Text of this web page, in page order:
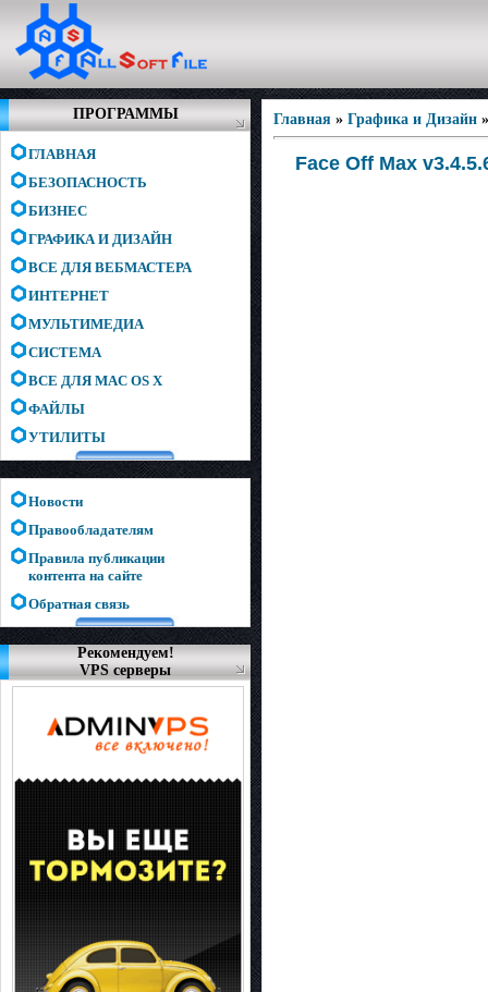
ПРОГРАММЫ
ГЛАВНАЯ
БЕЗОПАСНОСТЬ
БИЗНЕС
ГРАФИКА И ДИЗАЙН
ВСЕ ДЛЯ ВЕБМАСТЕРА
ИНТЕРНЕТ
МУЛЬТИМЕДИА
СИСТЕМА
ВСЕ ДЛЯ MAC OS X
ФАЙЛЫ
УТИЛИТЫ
Новости
Правообладателям
Правила публикации
контента на сайте
Обратная связь
Рекомендуем!
VPS серверы
Главная » Графика и Дизайн
Face Off Max